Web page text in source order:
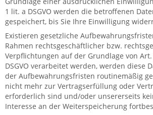
1 lit. a DSGVO werden die betroffenen
gespeichert, bis Sie Ihre Einwilligung
Existieren gesetzliche
Rahmen rechtsgeschäftlicher bzw.
Verpflichtungen auf der Grundlage von
DSGVO verarbeitet werden, werden diese
der Aufbewahrungsfristen routinemäßig
nicht mehr zur Vertragserfüllung oder
erforderlich sind und/oder unsererseits
Interesse an der Weiterspeicherung